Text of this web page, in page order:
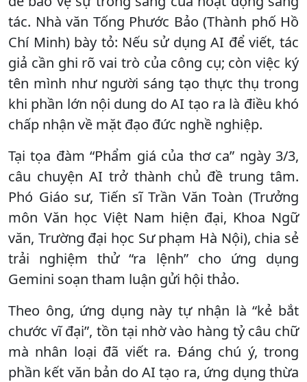
tác. Nhà văn Tống Phước Bảo (Thành phố Hồ
Chí Minh) bày tỏ: Nếu sử dụng AI để viết, tác
giả cần ghi rõ vai trò của công cụ; còn việc ký
tên mình như người sáng tạo thực thụ trong
khi phần lớn nội dung do AI tạo ra là điều khó
chấp nhận về mặt đạo đức nghề nghiệp.
Tại tọa đàm “Phẩm giá của thơ ca” ngày 3/3,
câu chuyện AI trở thành chủ đề trung tâm.
Phó Giáo sư, Tiến sĩ Trần Văn Toàn (Trưởng
môn Văn học Việt Nam hiện đại, Khoa Ngữ
văn, Trường đại học Sư phạm Hà Nội), chia sẻ
trải nghiệm thử “ra lệnh” cho ứng dụng
Gemini soạn tham luận gửi hội thảo.
Theo ông, ứng dụng này tự nhận là “kẻ bắt
chước vĩ đại”, tồn tại nhờ vào hàng tỷ câu chữ
mà nhân loại đã viết ra. Đáng chú ý, trong
phần kết văn bản do AI tạo ra, ứng dụng thừa